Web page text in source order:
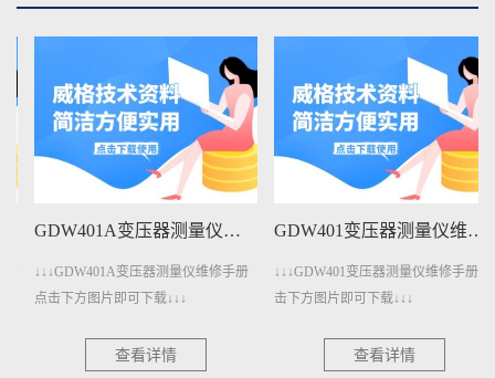
GDW401A变压器测量仪维修手册下载
↓↓↓GDW401A变压器测量仪维修手册
点击下方图片即可下载↓↓↓
查看详情
GDW401变压器测量仪维修手册下载
↓↓↓GDW401变压器测量仪维修手册点
击下方图片即可下载↓↓↓
查看详情